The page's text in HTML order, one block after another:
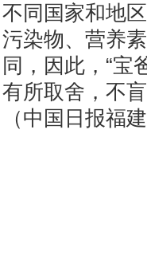
不同国家和地
污染物、营养
同，因此，“宝
有所取舍，不
（中国日报福